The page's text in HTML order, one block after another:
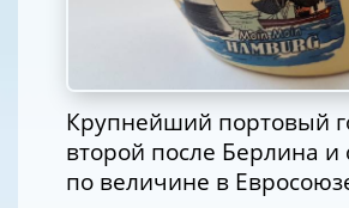
Крупнейший портовый
второй после Берлина и
по величине в